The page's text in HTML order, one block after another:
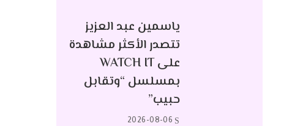
ياسمين عبد العزيز
تتصدر الأكثر مشاهدة
على WATCH IT
بمسلسل “وتقابل
حبيب”
2026-08-06